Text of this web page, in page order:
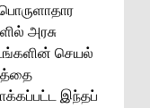
அரசு
செயல்
இந்தப்